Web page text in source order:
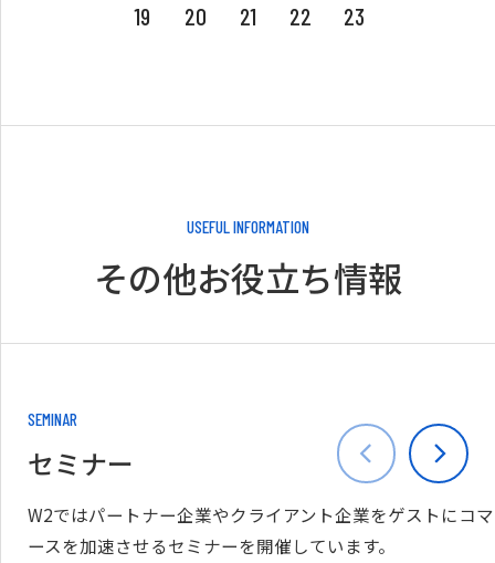
19
20 21 22 23
USEFUL INFORMATION
その他お役立ち情報
SEMINAR
セミナー
W2ではパートナー企業やクライアント企業をゲストにコマ
ースを加速させるセミナーを開催しています。